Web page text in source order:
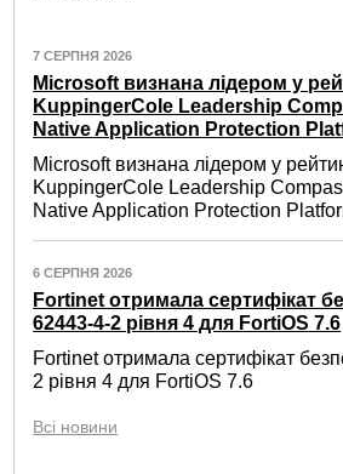
7 СЕРПНЯ 2026
Microsoft визнана лідером у
KuppingerCole Leadership
Native Application Protection
Microsoft визнана лідером у
KuppingerCole Leadership
Native Application Protection
6 СЕРПНЯ 2026
Fortinet отримала сертифікат
62443-4-2 рівня 4 для FortiOS 7.6
Fortinet отримала сертифікат
2 рівня 4 для FortiOS 7.6
Всі новини